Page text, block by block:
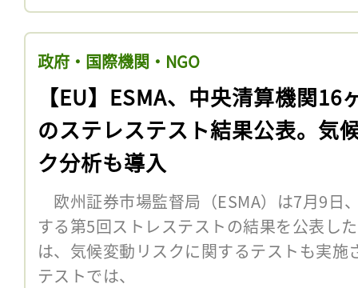
政府・国際機関・NGO
【EU】ESMA、中央清算機関16
のステレステスト結果公表。気
ク分析も導入
欧州証券市場監督局（ESMA）は7月9日
する第5回ストレステストの結果を公表し
は、気候変動リスクに関するテストも実
テストでは、